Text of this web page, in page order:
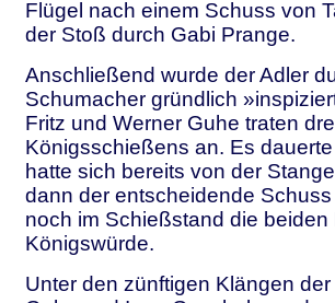
Flügel nach einem Schuss von
der Stoß durch Gabi Prange.
Anschließend wurde der Adler
Schumacher gründlich
Fritz und Werner Guhe traten
Königsschießens an. Es
hatte sich bereits von der
dann der entscheidende
noch im Schießstand die
Königswürde.
Unter den zünftigen Klängen